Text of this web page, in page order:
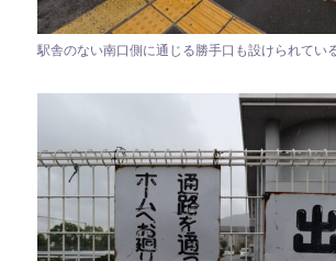
駅舎のない南口側に通じる勝手口も設けられてい